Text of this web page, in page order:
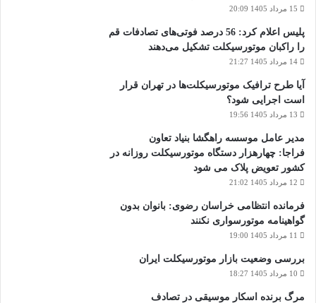
15 مرداد 1405 20:09
پلیس اعلام کرد: 56 درصد فوتی‌های تصادفات قم
را راکبان موتورسیکلت تشکیل می‌دهند
14 مرداد 1405 21:27
آیا طرح ترافیک موتورسیکلت‌ها در تهران قرار
است اجرایی شود؟
13 مرداد 1405 19:56
مدیر عامل موسسه راهگشا بنیاد تعاون
فراجا: چهارهزار دستگاه موتورسیکلت روزانه در
کشور تعویض پلاک می شود
12 مرداد 1405 21:02
فرمانده انتظامی خراسان رضوی: بانوان بدون
گواهینامه موتورسواری نکنند
11 مرداد 1405 19:00
بررسی وضعیت بازار موتورسیکلت ایران
10 مرداد 1405 18:27
مرگ برنده اسکار موسیقی در تصادف